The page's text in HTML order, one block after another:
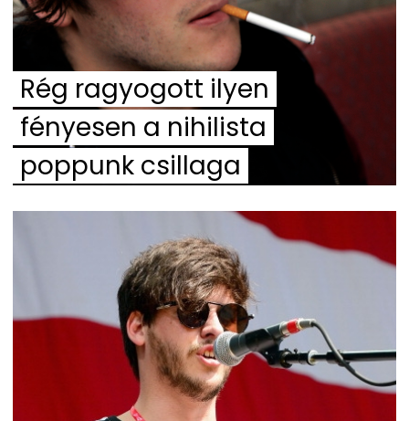
Rég ragyogott ilyen
fényesen a nihilista
poppunk csillaga